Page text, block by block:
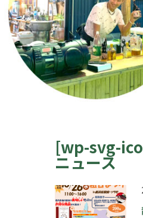
[wp-svg-
ニュース